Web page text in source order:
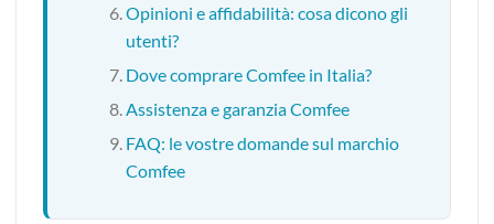
Opinioni e affidabilità: cosa dicono gli
utenti?
Dove comprare Comfee in Italia?
Assistenza e garanzia Comfee
FAQ: le vostre domande sul marchio
Comfee